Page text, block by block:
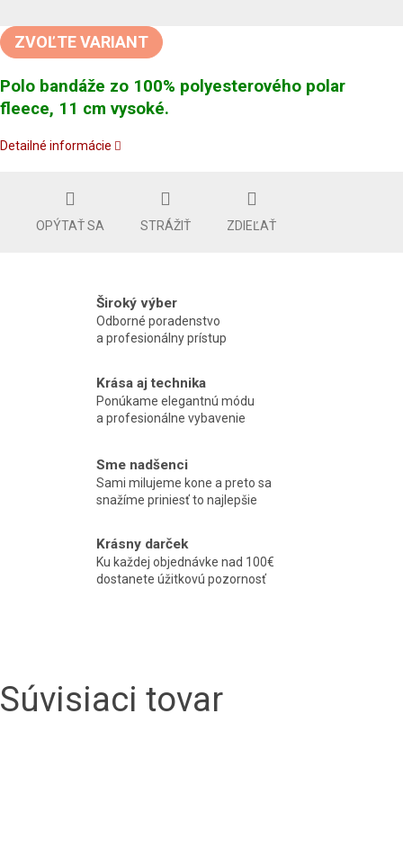
cena:
ZVOĽTE VARIANT
Polo bandáže zo 100% polyesterového polar
fleece, 11 cm vysoké.
Detailné informácie
OPÝTAŤ SA STRÁŽIŤ ZDIEĽAŤ
Široký výber
Odborné poradenstvo
a profesionálny prístup
Krása aj technika
Ponúkame elegantnú módu
a profesionálne vybavenie
Sme nadšenci
Sami milujeme kone a preto sa
snažíme priniesť to najlepšie
Krásny darček
Ku každej objednávke nad 100€
dostanete úžitkovú pozornosť
Súvisiaci tovar